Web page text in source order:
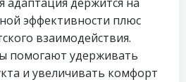
эффективности плюс
взаимодействия.
помогают удерживать
и увеличивать комфорт